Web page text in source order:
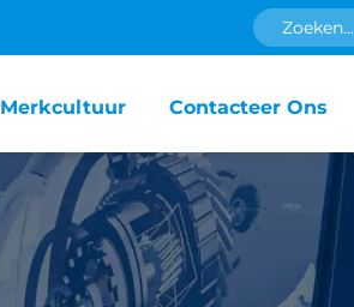
Merkcultuur Contacteer Ons